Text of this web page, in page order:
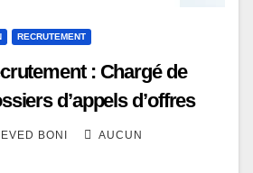
RECRUTEMENT
: Chargé de
d’appels d’offres
BONI AUCUN